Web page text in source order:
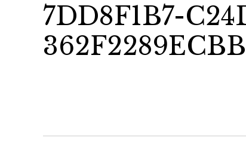
7DD8F1B7-
362F2289ECBB